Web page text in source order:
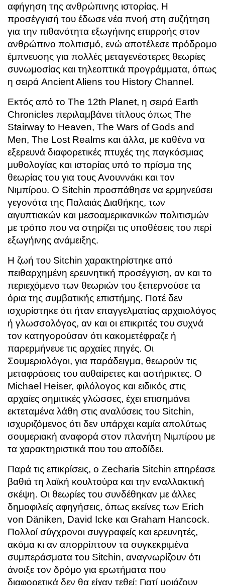
αφήγηση της ανθρώπινης ιστορίας. Η
προσέγγισή του έδωσε νέα πνοή στη συζήτηση
για την πιθανότητα εξωγήινης επιρροής στον
ανθρώπινο πολιτισμό, ενώ αποτέλεσε πρόδρομο
έμπνευσης για πολλές μεταγενέστερες θεωρίες
συνωμοσίας και τηλεοπτικά προγράμματα, όπως
η σειρά Ancient Aliens του History Channel.
Εκτός από το The 12th Planet, η σειρά Earth
Chronicles περιλαμβάνει τίτλους όπως The
Stairway to Heaven, The Wars of Gods and
Men, The Lost Realms και άλλα, με καθένα να
εξερευνά διαφορετικές πτυχές της παγκόσμιας
μυθολογίας και ιστορίας υπό το πρίσμα της
θεωρίας του για τους Ανουννάκι και τον
Νιμπίρου. Ο Sitchin προσπάθησε να ερμηνεύσει
γεγονότα της Παλαιάς Διαθήκης, των
αιγυπτιακών και μεσοαμερικανικών πολιτισμών
με τρόπο που να στηρίζει τις υποθέσεις του περί
εξωγήινης ανάμειξης.
Η ζωή του Sitchin χαρακτηρίστηκε από
πειθαρχημένη ερευνητική προσέγγιση, αν και το
περιεχόμενο των θεωριών του ξεπερνούσε τα
όρια της συμβατικής επιστήμης. Ποτέ δεν
ισχυρίστηκε ότι ήταν επαγγελματίας αρχαιολόγος
ή γλωσσολόγος, αν και οι επικριτές του συχνά
τον κατηγορούσαν ότι κακομετέφραζε ή
παρερμήνευε τις αρχαίες πηγές. Οι
Σουμεριολόγοι, για παράδειγμα, θεωρούν τις
μεταφράσεις του αυθαίρετες και αστήρικτες. Ο
Michael Heiser, φιλόλογος και ειδικός στις
αρχαίες σημιτικές γλώσσες, έχει επισημάνει
εκτεταμένα λάθη στις αναλύσεις του Sitchin,
ισχυριζόμενος ότι δεν υπάρχει καμία απολύτως
σουμεριακή αναφορά στον πλανήτη Νιμπίρου με
τα χαρακτηριστικά που του αποδίδει.
Παρά τις επικρίσεις, ο Zecharia Sitchin επηρέασε
βαθιά τη λαϊκή κουλτούρα και την εναλλακτική
σκέψη. Οι θεωρίες του συνδέθηκαν με άλλες
δημοφιλείς αφηγήσεις, όπως εκείνες των Erich
von Däniken, David Icke και Graham Hancock.
Πολλοί σύγχρονοι συγγραφείς και ερευνητές,
ακόμα κι αν απορρίπτουν τα συγκεκριμένα
συμπεράσματα του Sitchin, αναγνωρίζουν ότι
άνοιξε τον δρόμο για ερωτήματα που
διαφορετικά δεν θα είχαν τεθεί: Γιατί μοιάζουν